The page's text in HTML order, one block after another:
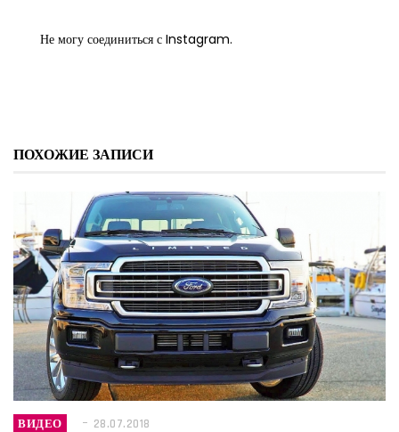
Не могу соединиться с Instagram.
ПОХОЖИЕ ЗАПИСИ
ВИДЕО 28.07.2018